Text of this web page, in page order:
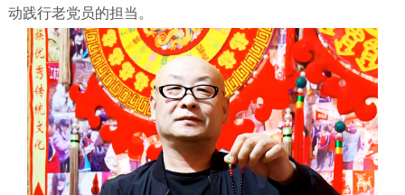
动践行老党员的担当。